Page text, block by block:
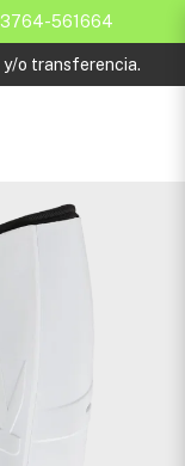
3764-561664
o transferencia.